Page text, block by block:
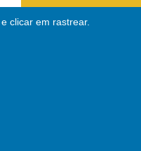
clicar em rastrear.